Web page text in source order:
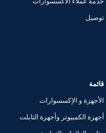
توصيل
قائمة
الأجهزة و الإكسسوارات
أجهزة الكمبيوتر وأجهزة التابلت